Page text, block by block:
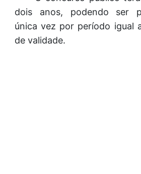
dois anos, podendo ser
única vez por período igual
de validade.